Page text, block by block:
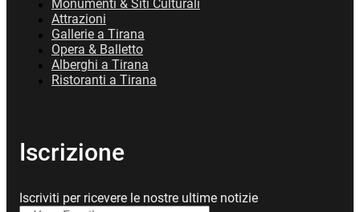
Monumenti & Siti Culturali
Attrazioni
Gallerie a Tirana
Opera & Balletto
Alberghi a Tirana
Ristoranti a Tirana
Iscrizione
Iscriviti per ricevere le nostre ultime notizie